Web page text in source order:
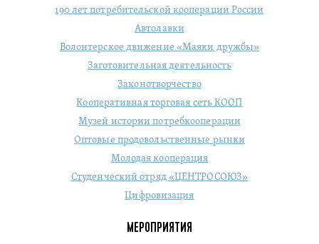
190 лет потребительской кооперации России
Автолавки
Волонтерское движение «Маяки дружбы»
Заготовительная деятельность
Законотворчество
Кооперативная торговая сеть КООП
Музей истории потребкооперации
Оптовые продовольственные рынки
Молодая кооперация
Студенческий отряд «ЦЕНТРОСОЮЗ»
Цифровизация
МЕРОПРИЯТИЯ